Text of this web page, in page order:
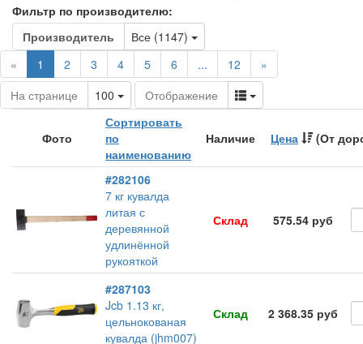
Фильтр по производителю:
Производитель
Все (1147) Toggle Dropdown
«
1 (current)
2 3 4 5 6 ... 12
»
На странице
100 Toggle Dropdown
Отображение Toggle Dropdown
Фото
Сортировать
по
наименованию
Наличие Цена (От
#282106
7 кг кувалда
литая с
деревянной
удлинённой
рукояткой
Склад 575.54 руб
#287103
Jcb 1.13 кг,
цельнокованая
кувалда (jhm007)
Склад 2 368.35 руб